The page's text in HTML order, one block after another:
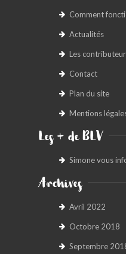
Comment
Actualités
Les
Contact
Plan du site
Mentions
Les + de BLV
Simone vous
Archives
Avril 2022
Octobre 2018
Septembre